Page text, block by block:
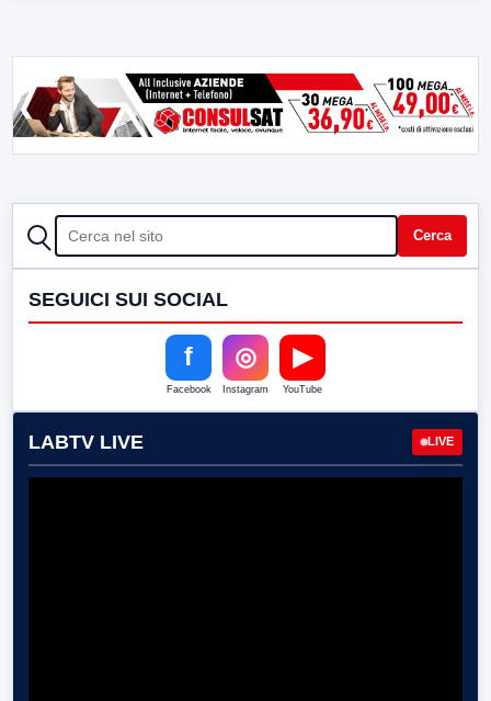
CERCA Cerca
SEGUICI SUI SOCIAL
f
Facebook
◎
Instagram
▶
YouTube
LABTV LIVE LIVE